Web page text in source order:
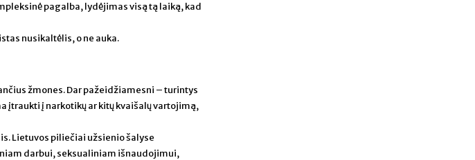
pagalba, lydėjimas visą tą laiką, kad
nusikaltėlis, o ne auka.
žmones. Dar pažeidžiamesni – turintys
įtraukti į narkotikų ar kitų kvaišalų vartojimą,
Lietuvos piliečiai užsienio šalyse
darbui, seksualiniam išnaudojimui,